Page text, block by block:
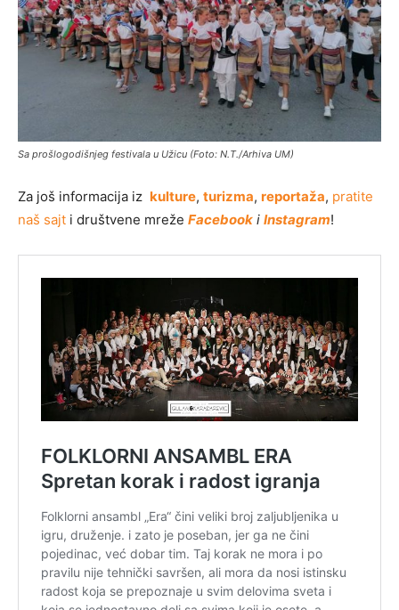
Sa prošlogodišnjeg festivala u Užicu (Foto: N.T./Arhiva UM)
Za još informacija iz kulture, turizma, reportaža, pratite
naš sajt i društvene mreže Facebook i Instagram!